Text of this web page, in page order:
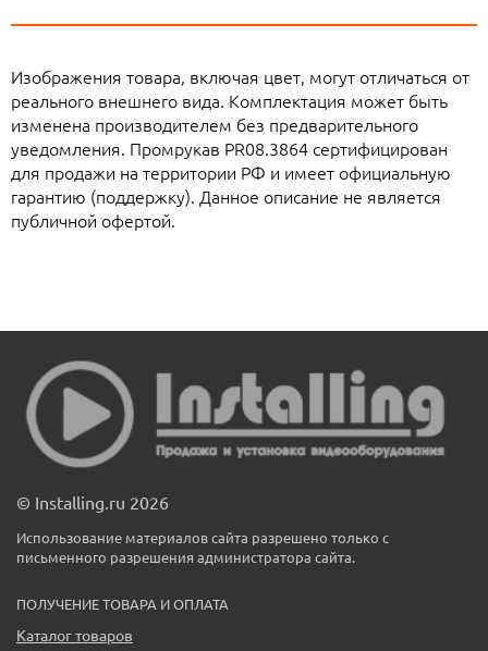
Изображения товара, включая цвет, могут отличаться от
реального внешнего вида. Комплектация может быть
изменена производителем без предварительного
уведомления. Промрукав PR08.3864 сертифицирован
для продажи на территории РФ и имеет официальную
гарантию (поддержку). Данное описание не является
публичной офертой.
© Installing.ru 2026
Использование материалов сайта разрешено только с
письменного разрешения администратора сайта.
ПОЛУЧЕНИЕ ТОВАРА И ОПЛАТА
Каталог товаров